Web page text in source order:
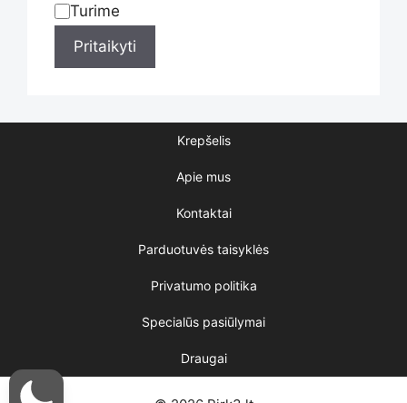
Statusas
Turime
Pritaikyti
Krepšelis
Apie mus
Kontaktai
Parduotuvės taisyklės
Privatumo politika
Specialūs pasiūlymai
Draugai